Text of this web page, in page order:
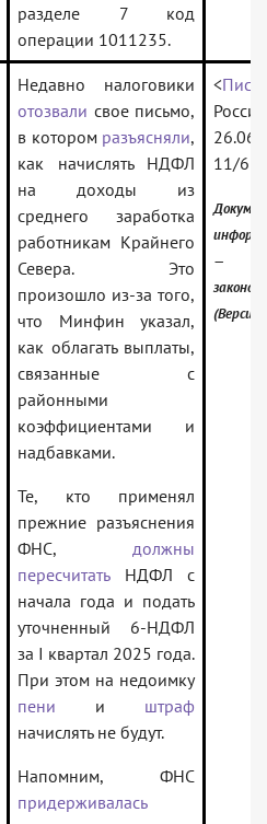
разделе 7 код
операции 1011235.
Недавно налоговики
отозвали свое письмо,
в котором разъясняли,
как начислять НДФЛ
на доходы из
среднего заработка
работникам Крайнего
Севера. Это
произошло из-за того,
что Минфин указал,
как облагать выплаты,
связанные с
районными
коэффициентами и
надбавками.
Те, кто применял
прежние разъяснения
ФНС, должны
пересчитатьНДФЛ с
начала года и подать
уточненный 6-НДФЛ
за I квартал 2025 года.
При этом на недоимку
пени и штраф
начислять не будут.
Напомним, ФНС
придерживалась
<
11/
—
(Версия